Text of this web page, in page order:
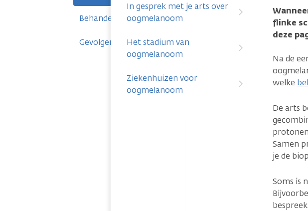
In gesprek met je arts over
oogmelanoom
Het stadium van
oogmelanoom
Ziekenhuizen voor
oogmelanoom
Behandelingen
Gevolgen
flinke
deze
Na de
welke
De arts
Samen
je de
Soms is